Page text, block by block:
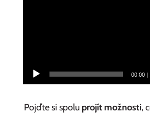
00:00 |
Pojďte si spolu projít možnosti,